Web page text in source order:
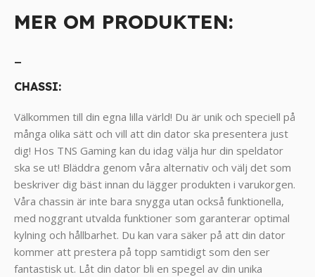
MER OM PRODUKTEN:
CHASSI:
Välkommen till din egna lilla värld! Du är unik och speciell på
många olika sätt och vill att din dator ska presentera just
dig! Hos TNS Gaming kan du idag välja hur din speldator
ska se ut! Bläddra genom våra alternativ och välj det som
beskriver dig bäst innan du lägger produkten i varukorgen.
Våra chassin är inte bara snygga utan också funktionella,
med noggrant utvalda funktioner som garanterar optimal
kylning och hållbarhet. Du kan vara säker på att din dator
kommer att prestera på topp samtidigt som den ser
fantastisk ut. Låt din dator bli en spegel av din unika